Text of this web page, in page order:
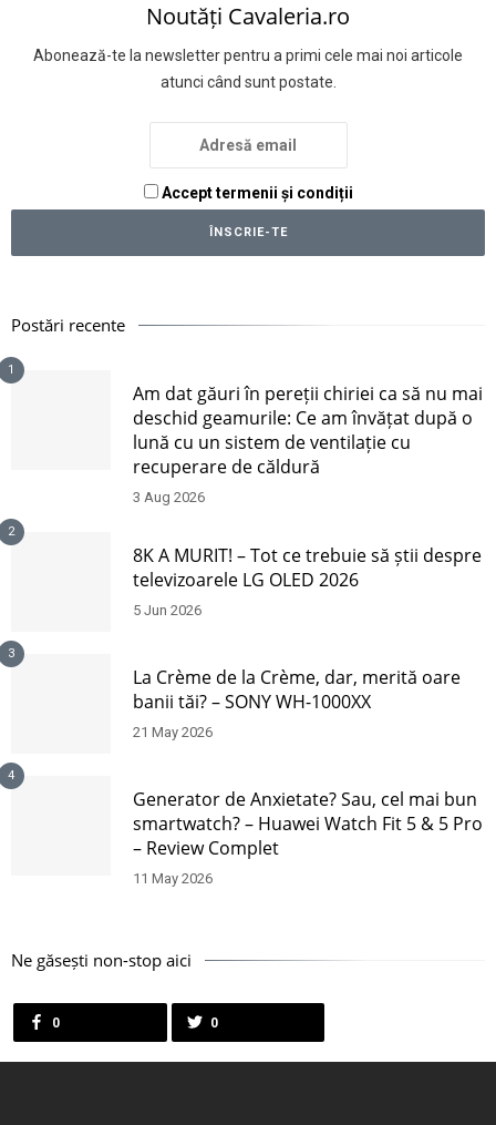
Noutăți Cavaleria.ro
Abonează-te la newsletter pentru a primi cele mai noi articole
atunci când sunt postate.
Accept termenii și condiții
Postări recente
1
Am dat găuri în pereții chiriei ca să nu mai
deschid geamurile: Ce am învățat după o
lună cu un sistem de ventilație cu
recuperare de căldură
3 Aug 2026
2
8K A MURIT! – Tot ce trebuie să știi despre
televizoarele LG OLED 2026
5 Jun 2026
3
La Crème de la Crème, dar, merită oare
banii tăi? – SONY WH-1000XX
21 May 2026
4
Generator de Anxietate? Sau, cel mai bun
smartwatch? – Huawei Watch Fit 5 & 5 Pro
– Review Complet
11 May 2026
Ne găsești non-stop aici
0 0